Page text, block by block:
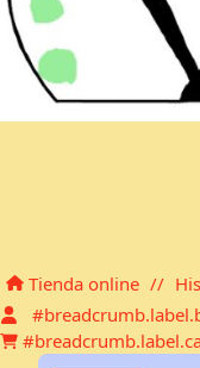
Tienda online //